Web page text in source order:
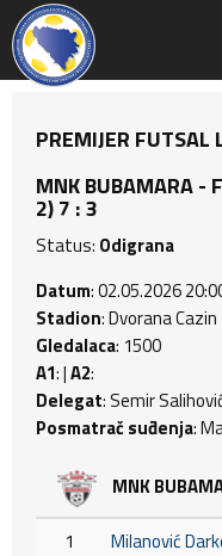
PREMIJER
MNK BUBAMARA -
2) 7 : 3
Status: Odigrana
Datum: 02.05.2026
Stadion: Dvorana
Gledalaca: 1500
A1: |A2:
Delegat: Semir
Posmatrač suđenja:
MNK
1 Milanović